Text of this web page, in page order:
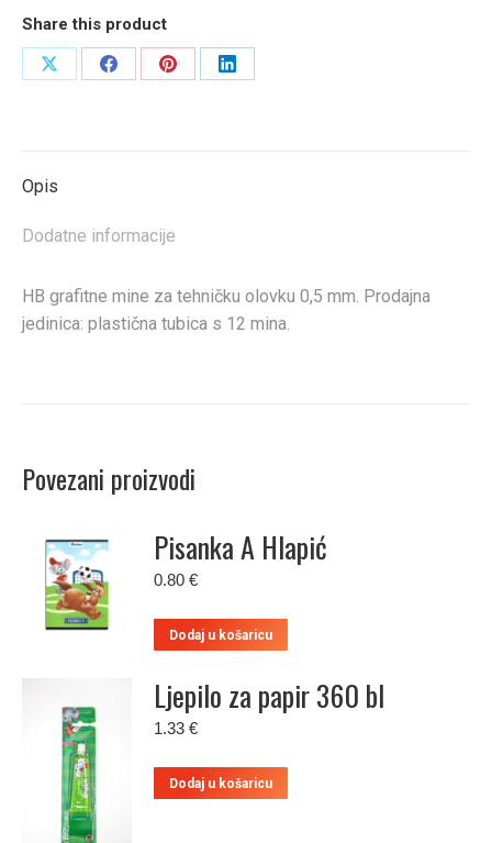
Share this product
Share
Share
Share
Share
Opis
Dodatne informacije
HB grafitne mine za tehničku olovku 0,5 mm. Prodajna
jedinica: plastična tubica s 12 mina.
Povezani proizvodi
Pisanka A Hlapić
0.80 €
Dodaj u košaricu
Ljepilo za papir 360 bl
1.33 €
Dodaj u košaricu